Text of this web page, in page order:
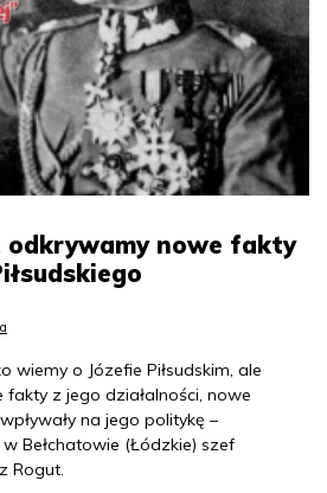
odkrywamy nowe fakty
wiemy o Józefie Piłsudskim, ale
z jego działalności, nowe
na jego politykę –
Bełchatowie (Łódzkie) szef
Rogut.